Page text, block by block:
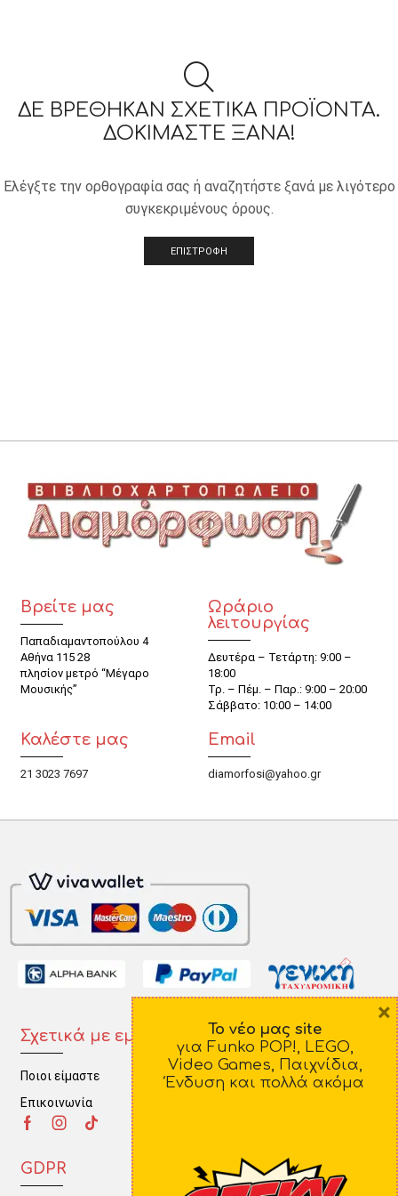
ΔΕ ΒΡΈΘΗΚΑΝ ΣΧΕΤΙΚΆ ΠΡΟΪΌΝΤΑ.
ΔΟΚΙΜΆΣΤΕ ΞΑΝΆ!
Ελέγξτε την ορθογραφία σας ή αναζητήστε ξανά με λιγότερο
συγκεκριμένους όρους.
ΕΠΙΣΤΡΟΦΗ
Βρείτε μας
Παπαδιαμαντοπούλου 4
Αθήνα 115 28
πλησίον μετρό “Μέγαρο
Μουσικής”
Ωράριο
λειτουργίας
Δευτέρα – Τετάρτη: 9:00 –
18:00
Τρ. – Πέμ. – Παρ.: 9:00 – 20:00
Σάββατο: 10:00 – 14:00
Καλέστε μας
21 3023 7697
Email
diamorfosi@yahoo.gr
Σχετικά με εμάς
Ποιοι είμαστε
Επικοινωνία
Πληροφορίες
Τρόποι Πληρωμής
GDPR
Το νέο μας site
για Funko POP!, LEGO,
Video Games, Παιχνίδια,
Ένδυση και πολλά ακόμα
×